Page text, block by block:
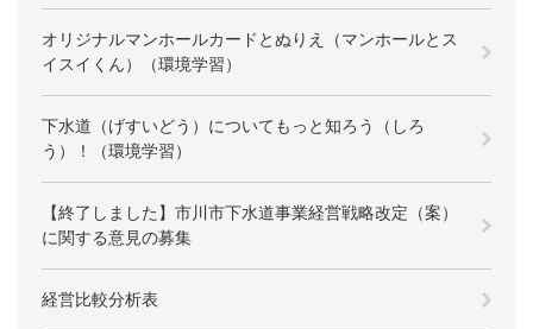
オリジナルマンホールカードとぬりえ（マンホールとス
イスイくん）（環境学習）
下水道（げすいどう）についてもっと知ろう（しろ
う）！（環境学習）
【終了しました】市川市下水道事業経営戦略改定（案）
に関する意見の募集
経営比較分析表